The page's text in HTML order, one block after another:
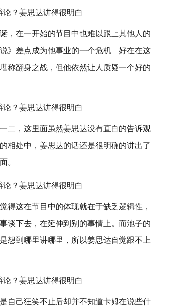
，在一开始的节目中也难以跟上其他人的
》差点成为他事业的一个危机，好在在这
称翻身之战，但他依然让人质疑一个好的
二，这里面虽然姜思达没有直白的告诉观
相处中，姜思达的话还是很明确的讲出了
。
得这在节目中的体现就在于缺乏逻辑性，
谈下去，在延伸到别的事情上。而池子的
想到哪里讲哪里，所以姜思达自觉跟不上
自己狂笑不止后却并不知道卡姆在说些什